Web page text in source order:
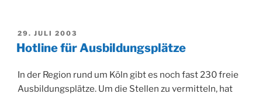
VERÖFFENTLICHT
AM
29. JULI 2003
Hotline für Ausbildungsplätze
In der Region rund um Köln gibt es noch fast 230 freie
Ausbildungsplätze. Um die Stellen zu vermitteln, hat